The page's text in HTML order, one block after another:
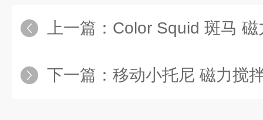
上一篇： Color Squid 斑马 磁
下一篇： 移动小托尼 磁力搅